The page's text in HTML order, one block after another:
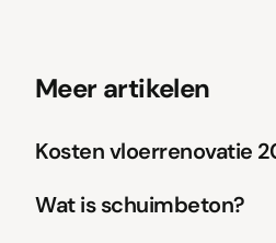
Meer artikelen
Kosten vloerrenovatie
Wat is schuimbeton?